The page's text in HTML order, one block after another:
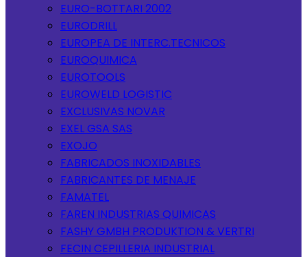
EURO-BOTTARI 2002
EURODRILL
EUROPEA DE INTERC.TECNICOS
EUROQUIMICA
EUROTOOLS
EUROWELD LOGISTIC
EXCLUSIVAS NOVAR
EXEL GSA SAS
EXOJO
FABRICADOS INOXIDABLES
FABRICANTES DE MENAJE
FAMATEL
FAREN INDUSTRIAS QUIMICAS
FASHY GMBH PRODUKTION & VERTRI
FECIN CEPILLERIA INDUSTRIAL